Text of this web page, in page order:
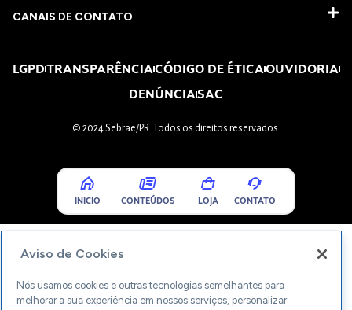
CANAIS DE CONTATO
LGPDTRANSPARÊNCIACÓDIGO DE ÉTICAOUVIDORIA
DENÚNCIASAC
© 2024 Sebrae/PR. Todos os direitos reservados.
INICIO CONTEÚDOS LOJA CONTATO
Aviso de Cookies
Nós usamos cookies e outras tecnologias semelhantes para
melhorar a sua experiência em nossos serviços, personalizar